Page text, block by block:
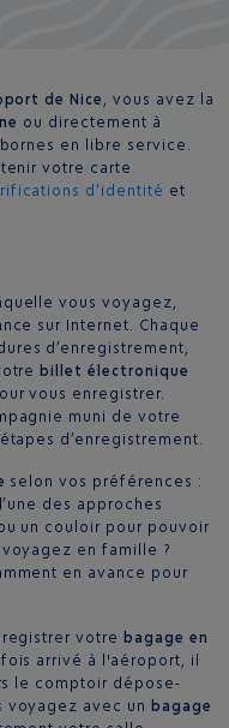
de Nice , vous avez la
ou directement à
en libre service.
votre carte
d’identité et
vous voyagez,
sur Internet. Chaque
d’enregistrement,
billet électronique
vous enregistrer.
muni de votre
d’enregistrement.
selon vos préférences :
des approches
un couloir pour pouvoir
en famille ?
en avance pour
votre bagage en
arrivé à l'aéroport, il
le comptoir dépose-
voyagez avec un bagage